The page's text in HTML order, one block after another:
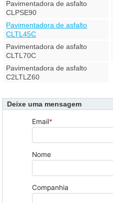
Pavimentadora de asfalto
CLPSE90
Pavimentadora de asfalto
CLTL45C
Pavimentadora de asfalto
CLTL70C
Pavimentadora de asfalto
C2LTLZ60
Deixe uma mensagem